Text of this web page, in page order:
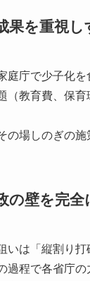
果を重視し
庭庁で少子化
（教育費、保
の場しのぎの
の壁を完
いは「縦割り
過程で各省庁